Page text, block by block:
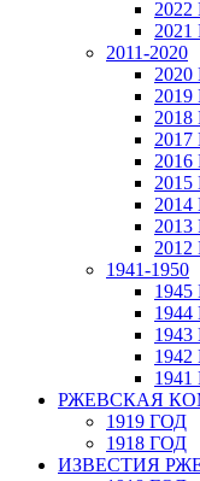
2011-2020
1941-1950
РЖЕВСКАЯ
1919 ГОД
1918 ГОД
ИЗВЕСТИЯ